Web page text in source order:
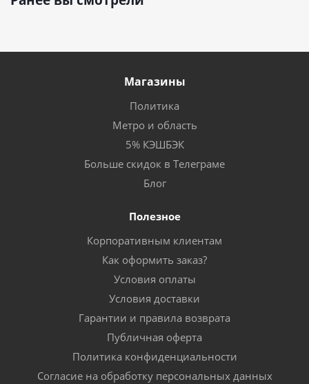
Магазины
Политика
Метро и область
5% КЭШБЭК
Больше скидок в Телеграме
Блог
Полезное
Корпоративным клиентам
Как оформить заказ?
Условия оплаты
Условия доставки
Гарантии и правила возврата
Публичная оферта
Политика конфиденциальности
Согласие на обработку персональных данных